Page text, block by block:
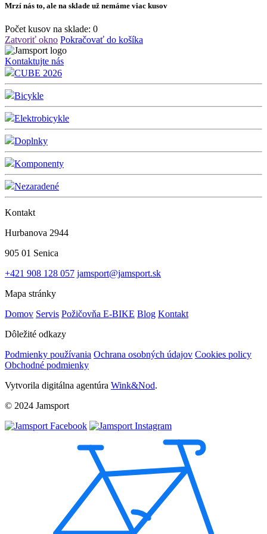
Mrzí nás to, ale na sklade už nemáme viac kusov
Počet kusov na sklade: 0
Zatvoriť okno Pokračovať do košíka
Kontaktujte nás
CUBE 2026
Bicykle
Elektrobicykle
Doplnky
Komponenty
Nezaradené
Kontakt
Hurbanova 2944
905 01 Senica
+421 908 128 057 jamsport@jamsport.sk
Mapa stránky
Domov Servis Požičovňa E-BIKE Blog Kontakt
Dôležité odkazy
Podmienky používania Ochrana osobných údajov Cookies policy
Obchodné podmienky
Vytvorila digitálna agentúra Wink&Nod.
© 2024 Jamsport